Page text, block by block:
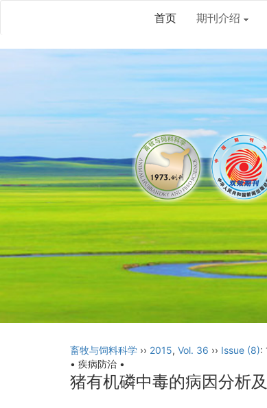
首页 期刊介绍
畜牧与饲料科学 ›› 2015, Vol. 36 ›› Issue (8):
• 疾病防治 •
猪有机磷中毒的病因分析